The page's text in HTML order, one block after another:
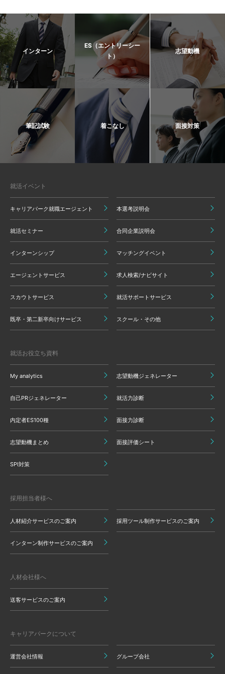
インターン
ES（エントリーシー
ト）
志望動機
筆記試験 着こなし 面接対策
就活イベント
キャリアパーク就職エージェント 本選考説明会
就活セミナー 合同企業説明会
インターンシップ マッチングイベント
エージェントサービス 求人検索/ナビサイト
スカウトサービス 就活サポートサービス
既卒・第二新卒向けサービス スクール・その他
就活お役立ち資料
My analytics 志望動機ジェネレーター
自己PRジェネレーター 就活力診断
内定者ES100種 面接力診断
志望動機まとめ 面接評価シート
SPI対策
採用担当者様へ
人材紹介サービスのご案内 採用ツール制作サービスのご案内
インターン制作サービスのご案内
人材会社様へ
送客サービスのご案内
キャリアパークについて
運営会社情報 グループ会社